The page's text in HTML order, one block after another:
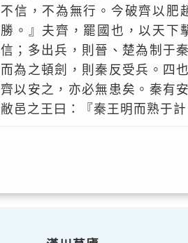
不信，不為無行。今破齊以肥
勝。』夫齊，罷國也，以天下
信；多出兵，則晉、楚為制于
而為之頓劍，則秦反受兵。四
齊以安之，亦必無患矣。秦有
敝邑之王曰：『秦王明而熟于